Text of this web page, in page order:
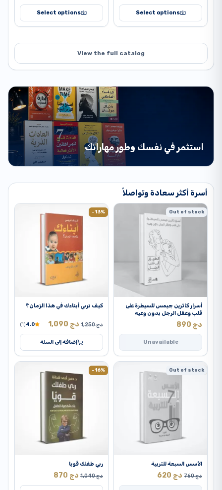
Select options
Select options
View the full catalog
استثمر في نفسك وطور مهاراتك
أسرة أكثر سعادة وتواصلاً
طبعة أصلية
Out of stock
أسرار كاثرين جيمس للسيطرة على
قلب وعقل الرجل بدون وعيه
890 دج
Unavailable
-13%
كيف تربي أبناءك في هذا الزمان؟
1,250دج 1,090 دج 4.0
(1)
إضافة إلى السلة
-18%
Out of stock
الأسس السبعة للتربية
760دج 620 دج
-16%
ربي طفلك قويا
1,040دج 870 دج